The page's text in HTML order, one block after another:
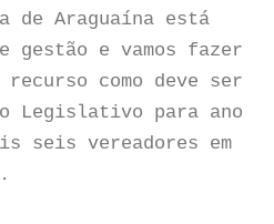
de Araguaína está
gestão e vamos fazer
como deve ser
Legislativo para ano
seis vereadores em